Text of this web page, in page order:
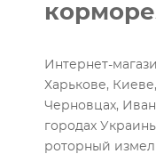
Интернет-
Харькове,
Черновцах,
городах
роторный